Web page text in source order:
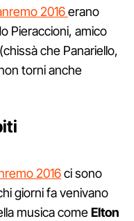
2016erano
Pieraccioni, amico
che Panariello,
torni anche
2016ci sono
giorni fa venivano
musica comeElton